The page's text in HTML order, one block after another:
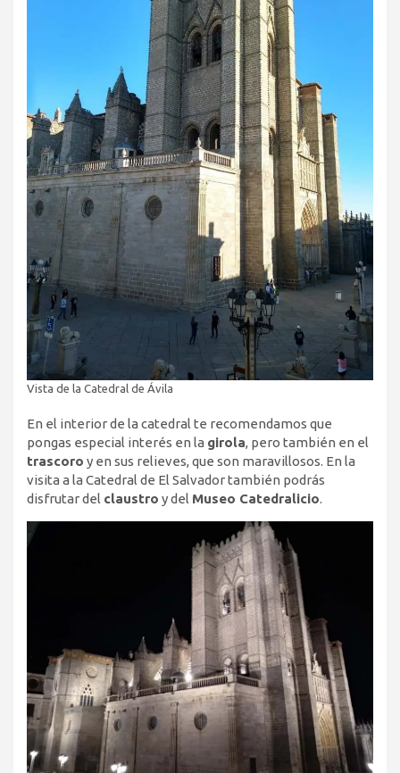
Vista de la Catedral de Ávila
En el interior de la catedral te recomendamos que
pongas especial interés en la girola, pero también en el
trascoro y en sus relieves, que son maravillosos. En la
visita a la Catedral de El Salvador también podrás
disfrutar del claustro y del Museo Catedralicio.